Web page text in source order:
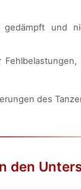
und
des
den